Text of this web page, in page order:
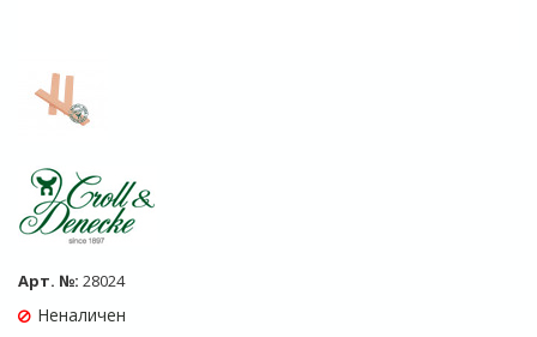
Арт. №: 28024
Неналичен